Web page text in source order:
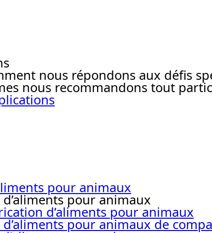
nous répondons aux défis
nous recommandons tout
pour animaux
pour animaux
d’aliments pour animaux
pour animaux de